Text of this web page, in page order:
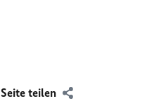
Seite teilen